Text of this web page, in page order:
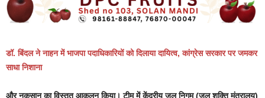
डॉ. बिंदल ने नाहन में भाजपा पदाधिकारियों को दिलाया दायित्व, कांग्रेस सरकार पर जमकर
साधा निशाना
और नुकसान का विस्तृत आकलन किया। टीम में केंद्रीय जल निगम (जल शक्ति मंत्रालय)